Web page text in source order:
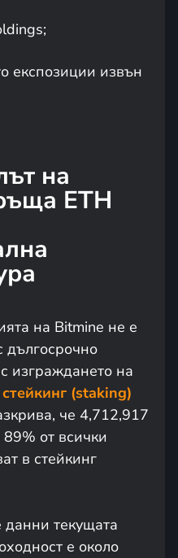
експозиции извън
на
ETH
на Bitmine не е
дългосрочно
изграждането на
стейкинг (staking)
че 4,712,917
от всички
в стейкинг
текущата
е около